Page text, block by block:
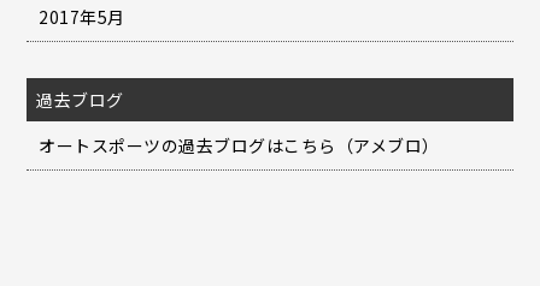
2017年5月
過去ブログ
オートスポーツの過去ブログはこちら（アメブロ）